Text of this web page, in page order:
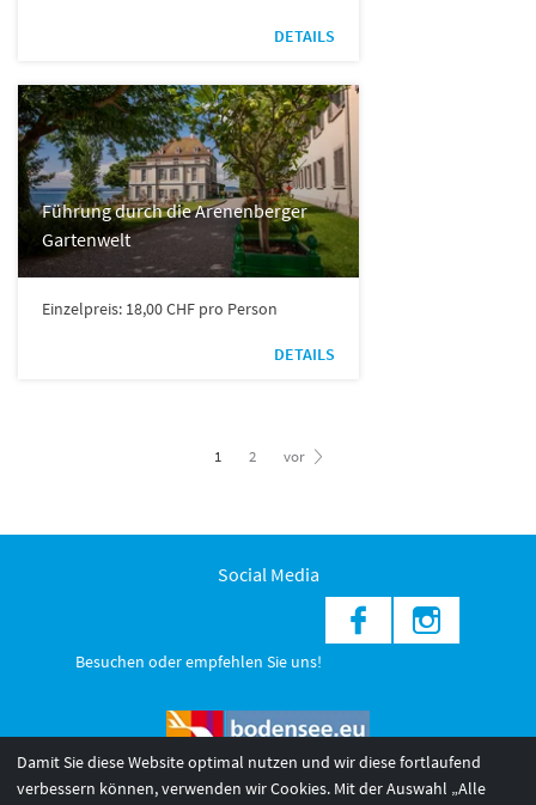
DETAILS
Führung durch die Arenenberger
Gartenwelt
Einzelpreis: 18,00 CHF pro Person
DETAILS
1 2 vor
Social Media
Besuchen oder empfehlen Sie uns!
Damit Sie diese Website optimal nutzen und wir diese fortlaufend
verbessern können, verwenden wir Cookies. Mit der Auswahl „Alle